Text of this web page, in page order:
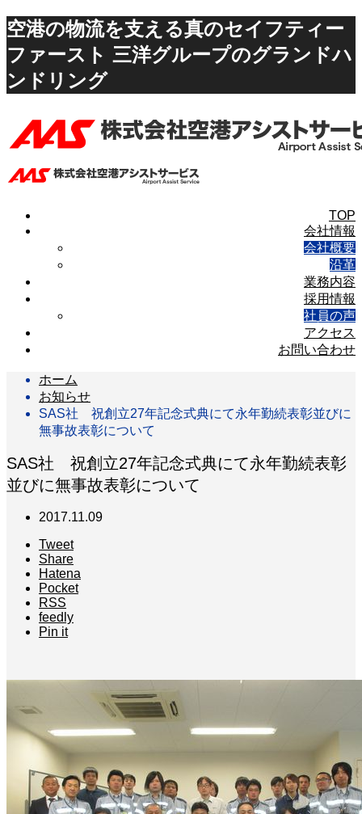
空港の物流を支える真のセイフティー
ファースト 三洋グループのグランドハ
ンドリング
TOP
会社情報
会社概要
沿革
業務内容
採用情報
社員の声
アクセス
お問い合わせ
ホーム
お知らせ
SAS社 祝創立27年記念式典にて永年勤続表彰並びに
無事故表彰について
SAS社 祝創立27年記念式典にて永年勤続表彰
並びに無事故表彰について
2017.11.09
Tweet
Share
Hatena
Pocket
RSS
feedly
Pin it